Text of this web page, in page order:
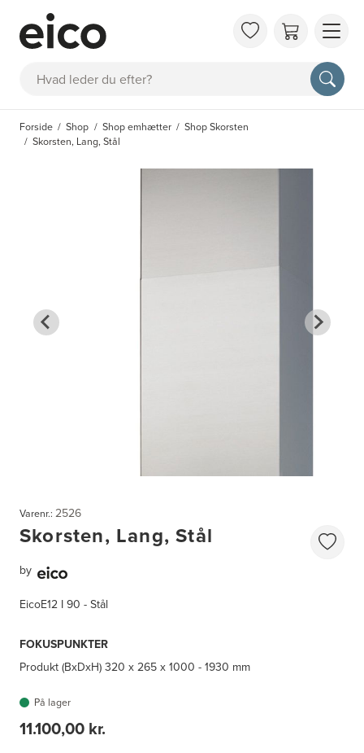
Søg
OM
FAQ
Forside Shop Shop emhætter
Shop Skorsten
Skorsten, Lang, Stål
Varenr.: 2526
Skorsten, Lang, Stål
by
EicoE12 I 90 - Stål
FOKUSPUNKTER
Produkt (BxDxH) 320 x 265 x 1000 - 1930 mm
På lager
11.100,00 kr.